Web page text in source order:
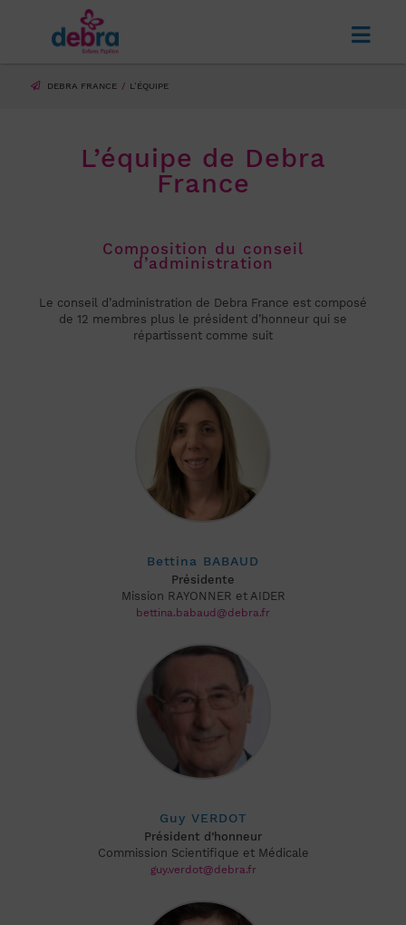
DEBRA FRANCE L’ÉQUIPE
L’équipe de Debra
France
Composition du conseil
d’administration
Le conseil d’administration de Debra France est composé
de 12 membres plus le président d’honneur qui se
répartissent comme suit
Bettina BABAUD
Présidente
Mission RAYONNER et AIDER
bettina.babaud@debra.fr
Guy VERDOT
Président d’honneur
Commission Scientifique et Médicale
guy.verdot@debra.fr